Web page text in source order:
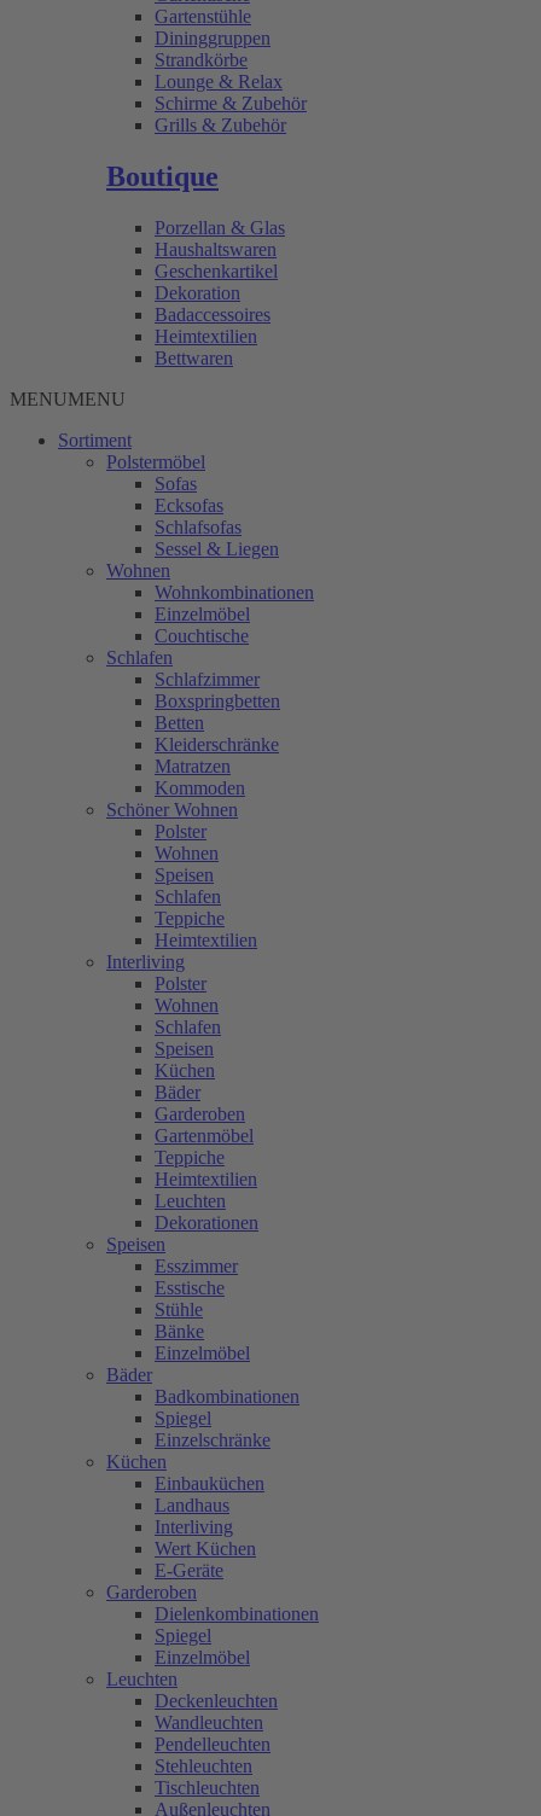
Gartenstühle
Dininggruppen
Strandkörbe
Lounge & Relax
Schirme & Zubehör
Grills & Zubehör
Boutique
Porzellan & Glas
Haushaltswaren
Geschenkartikel
Dekoration
Badaccessoires
Heimtextilien
Bettwaren
MENUMENU
Sortiment
Polstermöbel
Sofas
Ecksofas
Schlafsofas
Sessel & Liegen
Wohnen
Wohnkombinationen
Einzelmöbel
Couchtische
Schlafen
Schlafzimmer
Boxspringbetten
Betten
Kleiderschränke
Matratzen
Kommoden
Schöner Wohnen
Polster
Wohnen
Speisen
Schlafen
Teppiche
Heimtextilien
Interliving
Polster
Wohnen
Schlafen
Speisen
Küchen
Bäder
Garderoben
Gartenmöbel
Teppiche
Heimtextilien
Leuchten
Dekorationen
Speisen
Esszimmer
Esstische
Stühle
Bänke
Einzelmöbel
Bäder
Badkombinationen
Spiegel
Einzelschränke
Küchen
Einbauküchen
Landhaus
Interliving
Wert Küchen
E-Geräte
Garderoben
Dielenkombinationen
Spiegel
Einzelmöbel
Leuchten
Deckenleuchten
Wandleuchten
Pendelleuchten
Stehleuchten
Tischleuchten
Außenleuchten